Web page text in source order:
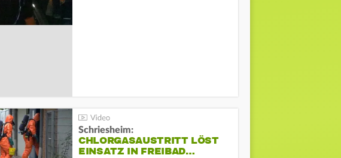
Schriesheim:
CHLORGASAUSTRITT LÖST
EINSATZ IN FREIBAD…